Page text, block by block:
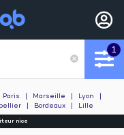
cancel
1
Paris Marseille Lyon
Bordeaux Lille
nice